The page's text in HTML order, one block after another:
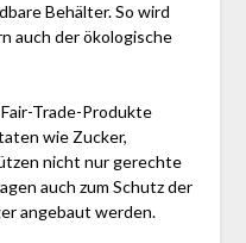
Behälter. So wird
auch der ökologische
Trade-Produkte
wie Zucker,
nicht nur gerechte
auch zum Schutz der
angebaut werden.